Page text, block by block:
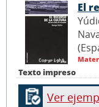
Texto impreso
El
Ver